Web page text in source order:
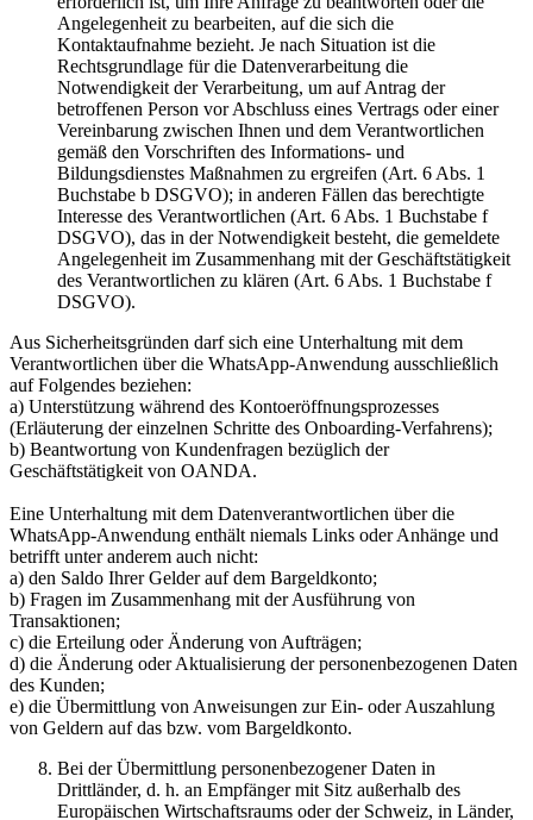
Angelegenheit zu bearbeiten, auf die sich die
Kontaktaufnahme bezieht. Je nach Situation ist die
Rechtsgrundlage für die Datenverarbeitung die
Notwendigkeit der Verarbeitung, um auf Antrag der
betroffenen Person vor Abschluss eines Vertrags oder einer
Vereinbarung zwischen Ihnen und dem Verantwortlichen
gemäß den Vorschriften des Informations- und
Bildungsdienstes Maßnahmen zu ergreifen (Art. 6 Abs. 1
Buchstabe b DSGVO); in anderen Fällen das berechtigte
Interesse des Verantwortlichen (Art. 6 Abs. 1 Buchstabe f
DSGVO), das in der Notwendigkeit besteht, die gemeldete
Angelegenheit im Zusammenhang mit der Geschäftstätigkeit
des Verantwortlichen zu klären (Art. 6 Abs. 1 Buchstabe f
DSGVO).
Aus Sicherheitsgründen darf sich eine Unterhaltung mit dem
Verantwortlichen über die WhatsApp-Anwendung ausschließlich
auf Folgendes beziehen:
a) Unterstützung während des Kontoeröffnungsprozesses
(Erläuterung der einzelnen Schritte des Onboarding-Verfahrens);
b) Beantwortung von Kundenfragen bezüglich der
Geschäftstätigkeit von OANDA.
Eine Unterhaltung mit dem Datenverantwortlichen über die
WhatsApp-Anwendung enthält niemals Links oder Anhänge und
betrifft unter anderem auch nicht:
a) den Saldo Ihrer Gelder auf dem Bargeldkonto;
b) Fragen im Zusammenhang mit der Ausführung von
Transaktionen;
c) die Erteilung oder Änderung von Aufträgen;
d) die Änderung oder Aktualisierung der personenbezogenen Daten
des Kunden;
e) die Übermittlung von Anweisungen zur Ein- oder Auszahlung
von Geldern auf das bzw. vom Bargeldkonto.
Bei der Übermittlung personenbezogener Daten in
Drittländer, d. h. an Empfänger mit Sitz außerhalb des
Europäischen Wirtschaftsraums oder der Schweiz, in Länder,